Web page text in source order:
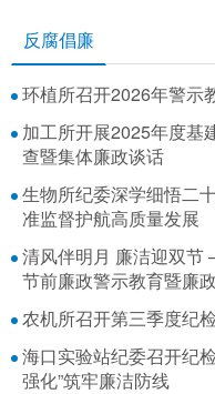
反腐倡廉
环植所召开2026年警示
加工所开展2025年度基
查暨集体廉政谈话
生物所纪委深学细悟二
准监督护航高质量发展
清风伴明月 廉洁迎双
节前廉政警示教育暨廉
农机所召开第三季度纪
海口实验站纪委召开纪
强化”筑牢廉洁防线